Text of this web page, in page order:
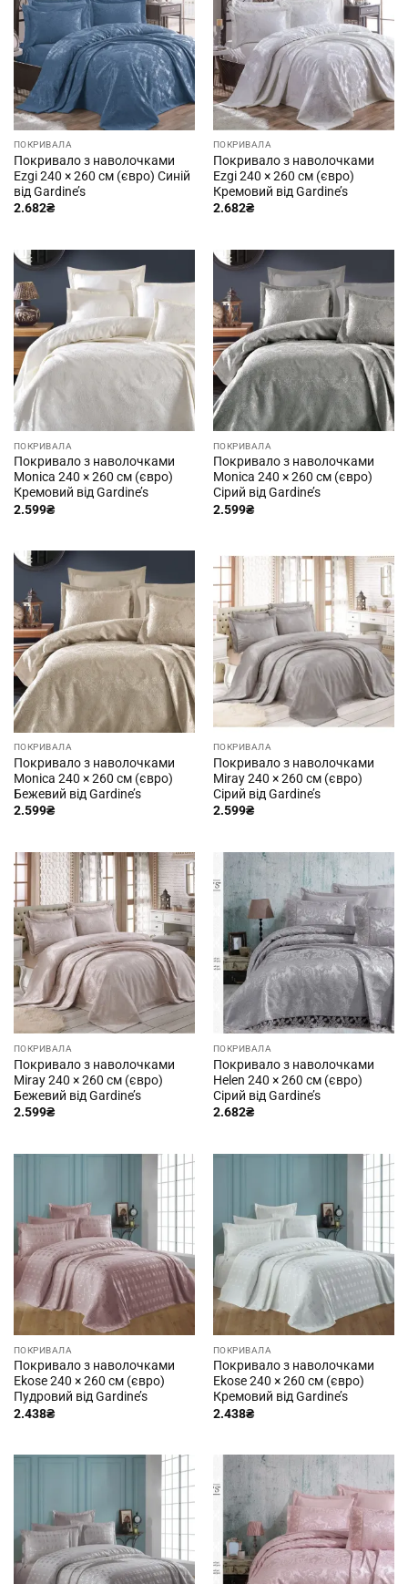
ПОКРИВАЛА
Покривало з наволочками
Ezgi 240 × 260 см (євро) Синій
від Gardine’s
2.682₴
ПОКРИВАЛА
Покривало з наволочками
Ezgi 240 × 260 см (євро)
Кремовий від Gardine’s
2.682₴
ПОКРИВАЛА
Покривало з наволочками
Monica 240 × 260 см (євро)
Кремовий від Gardine’s
2.599₴
ПОКРИВАЛА
Покривало з наволочками
Monica 240 × 260 см (євро)
Сірий від Gardine’s
2.599₴
ПОКРИВАЛА
Покривало з наволочками
Monica 240 × 260 см (євро)
Бежевий від Gardine’s
2.599₴
ПОКРИВАЛА
Покривало з наволочками
Miray 240 × 260 см (євро)
Сірий від Gardine’s
2.599₴
ПОКРИВАЛА
Покривало з наволочками
Miray 240 × 260 см (євро)
Бежевий від Gardine’s
2.599₴
ПОКРИВАЛА
Покривало з наволочками
Helen 240 × 260 см (євро)
Сірий від Gardine’s
2.682₴
ПОКРИВАЛА
Покривало з наволочками
Ekose 240 × 260 см (євро)
Пудровий від Gardine’s
2.438₴
ПОКРИВАЛА
Покривало з наволочками
Ekose 240 × 260 см (євро)
Кремовий від Gardine’s
2.438₴